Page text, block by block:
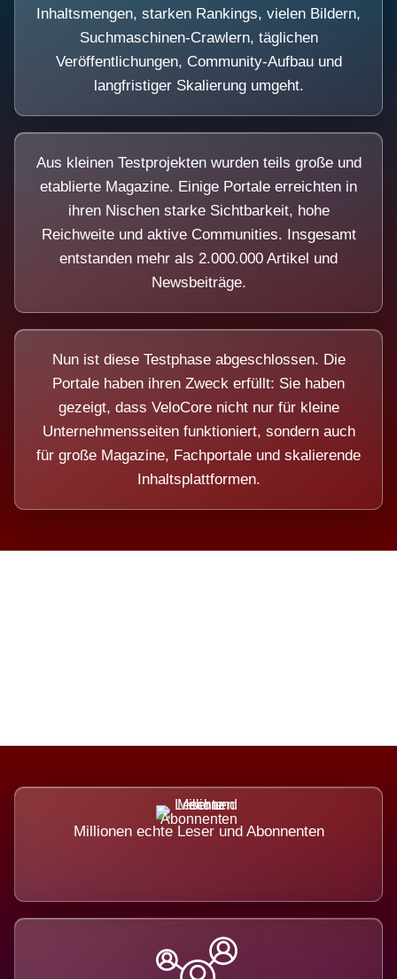
Inhaltsmengen, starken Rankings, vielen Bildern,
Suchmaschinen-Crawlern, täglichen
Veröffentlichungen, Community-Aufbau und
langfristiger Skalierung umgeht.
Aus kleinen Testprojekten wurden teils große und
etablierte Magazine. Einige Portale erreichten in
ihren Nischen starke Sichtbarkeit, hohe
Reichweite und aktive Communities. Insgesamt
entstanden mehr als 2.000.000 Artikel und
Newsbeiträge.
Nun ist diese Testphase abgeschlossen. Die
Portale haben ihren Zweck erfüllt: Sie haben
gezeigt, dass VeloCore nicht nur für kleine
Unternehmensseiten funktioniert, sondern auch
für große Magazine, Fachportale und skalierende
Inhaltsplattformen.
Millionen echte Leser und Abonnenten